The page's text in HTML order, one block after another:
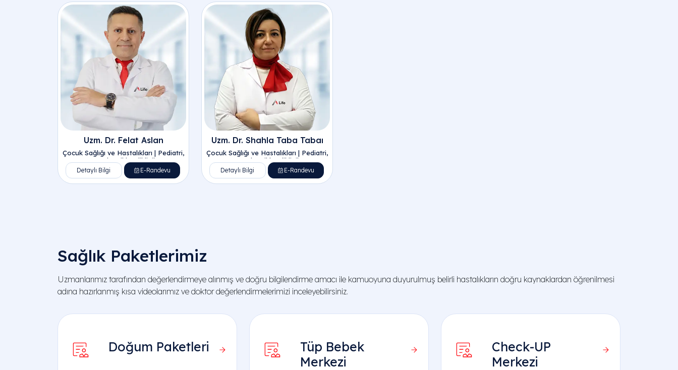
Uzm. Dr. Felat Aslan
Çocuk Sağlığı ve Hastalıkları | Pediatri,
Çocuk Acil | Poliklinik
Detaylı Bilgi E-Randevu
Uzm. Dr. Shahla Taba Tabaı
Çocuk Sağlığı ve Hastalıkları | Pediatri,
Çocuk Acil | Poliklinik
Detaylı Bilgi E-Randevu
Sağlık Paketlerimiz
Uzmanlarımız tarafından değerlendirmeye alınmış ve doğru bilgilendirme amacı ile kamuoyuna duyurulmuş belirli hastalıkların doğru kaynaklardan öğrenilmesi
adına hazırlanmış kısa videolarımız ve doktor değerlendirmelerimizi inceleyebilirsiniz.
Doğum Paketleri
Tüp Bebek
Merkezi
Check-UP
Merkezi